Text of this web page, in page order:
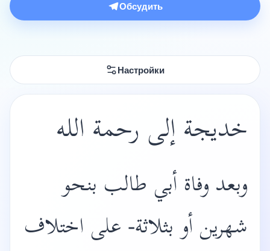
Обсудить
Настройки
خديجة إلى رحمة الله
وبعد وفاة أبي طالب بنحو
شهرين أو بثلاثة- على اختلاف